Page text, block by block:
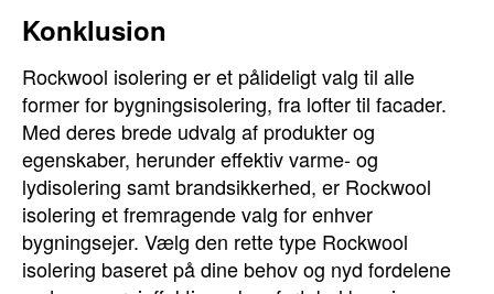
Konklusion
Rockwool isolering er et pålideligt valg til alle
former for bygningsisolering, fra lofter til facader.
Med deres brede udvalg af produkter og
egenskaber, herunder effektiv varme- og
lydisolering samt brandsikkerhed, er Rockwool
isolering et fremragende valg for enhver
bygningsejer. Vælg den rette type Rockwool
isolering baseret på dine behov og nyd fordelene